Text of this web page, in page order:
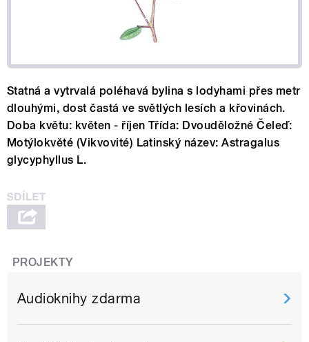
Statná a vytrvalá poléhavá bylina s lodyhami přes metr
dlouhými, dost častá ve světlých lesích a křovinách.
Doba květu: květen - říjen Třída: Dvouděložné Čeleď:
Motýlokvěté (Vikvovité) Latinský název: Astragalus
glycyphyllus L.
PROJEKTY
Audioknihy zdarma